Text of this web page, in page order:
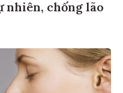
nhiên, chống lão